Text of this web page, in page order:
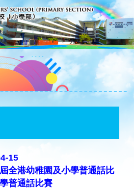
15
全港幼稚園及小學普通話比
普通話比賽